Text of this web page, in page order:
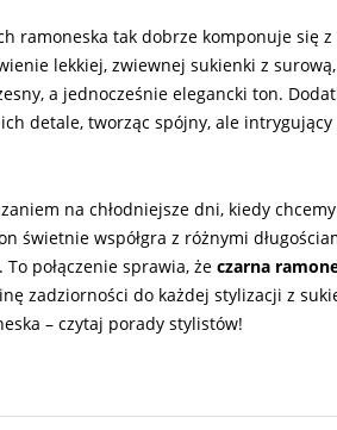
ramoneska tak dobrze komponuje się
lekkiej, zwiewnej sukienki z
a jednocześnie elegancki ton.
detale, tworząc spójny, ale intrygujący
na chłodniejsze dni, kiedy
świetnie współgra z różnymi
połączenie sprawia, że czarna
zadziorności do każdej stylizacji z
– czytaj porady stylistów!